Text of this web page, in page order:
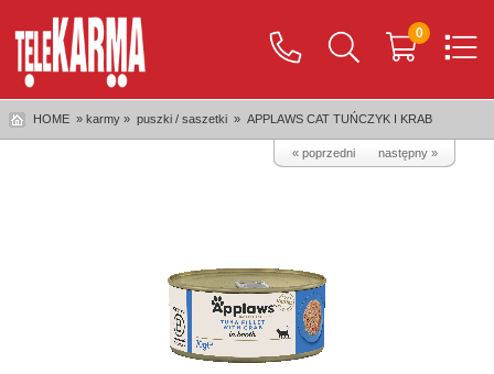
0
HOME » karmy » puszki / saszetki » APPLAWS CAT TUŃCZYK I KRAB
« poprzedni następny »